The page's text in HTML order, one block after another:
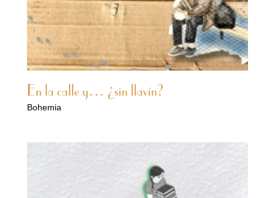
En la calle y… ¿sin llavín?
Bohemia